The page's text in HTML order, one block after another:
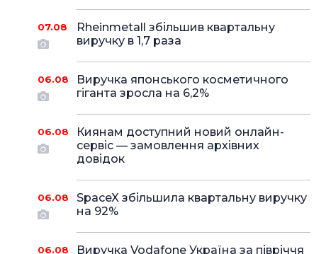
07.08
Rheinmetall збільшив квартальну
виручку в 1,7 раза
06.08
Виручка японського косметичного
гіганта зросла на 6,2%
06.08
Киянам доступний новий онлайн-
сервіс — замовлення архівних
довідок
06.08
SpaceX збільшила квартальну виручку
на 92%
06.08
Виручка Vodafone Україна за півріччя